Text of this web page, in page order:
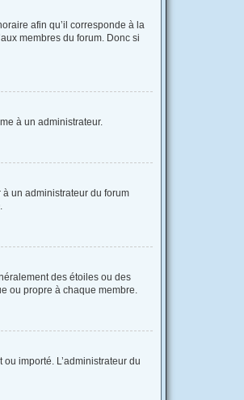
afin qu’il corresponde à la
membres du forum. Donc si
à un administrateur.
un administrateur du forum
des étoiles ou des
ou propre à chaque membre.
importé. L’administrateur du